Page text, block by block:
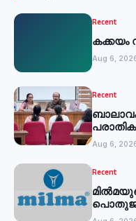
Recent
കക്കയം
Aug 6,
Recent
Aug 6,
Recent